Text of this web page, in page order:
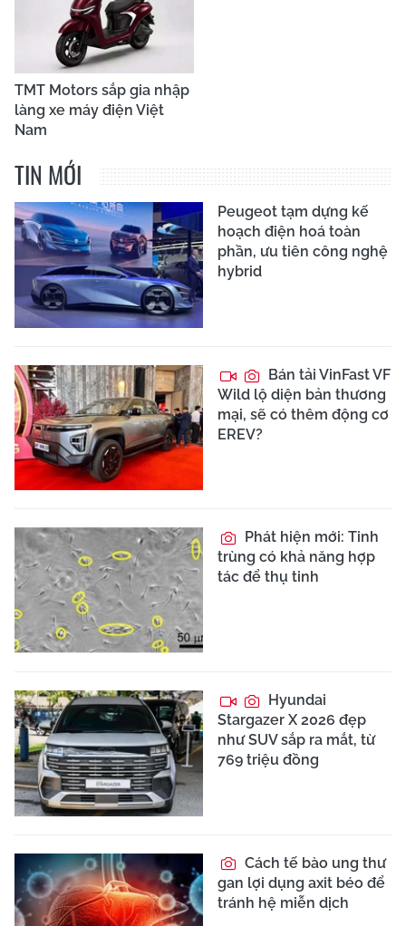
TMT Motors sắp gia nhập
làng xe máy điện Việt
Nam
TIN MỚI
Peugeot tạm dựng kế
hoạch điện hoá toàn
phần, ưu tiên công nghệ
hybrid
Bán tải VinFast VF
Wild lộ diện bản thương
mại, sẽ có thêm động cơ
EREV?
Phát hiện mới: Tinh
trùng có khả năng hợp
tác để thụ tinh
Hyundai
Stargazer X 2026 đẹp
như SUV sắp ra mắt, từ
769 triệu đồng
Cách tế bào ung thư
gan lợi dụng axit béo để
tránh hệ miễn dịch